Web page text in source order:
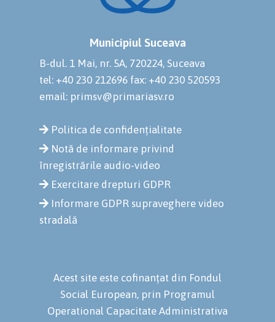
Municipiul Suceava
B-dul. 1 Mai, nr. 5A, 720224, Suceava
tel: +40 230 212696 fax: +40 230 520593
email: primsv@primariasv.ro
Politica de confidențialitate
Notă de informare privind
înregistrările audio-video
Exercitare drepturi GDPR
Informare GDPR supraveghere video
stradală
Acest site este cofinanțat din Fondul
Social European, prin Programul
Operational Capacitate Administrativa